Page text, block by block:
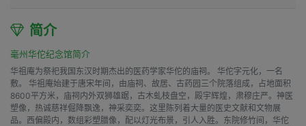
简介
毫州华佗纪念馆简介
华祖庵为祭祀我国东汉时期杰出的医药学家华佗的庙祠。 华佗字元化，一名
敷。 华祖庵始建于唐宋年间，由庙祠、故居、古药园三个院落组成，占地面积
8600平方米，庙祠内外双狮雄踞，古木虬枝盘空，殿宇辉煌，肃穆庄严。神医
塑像，热诚慈祥倔降飘逸，神采奕奕。这里陈列着大量的医史文献和文物展
品。西偏殿内，数组彩塑腊像，配以灯光布景，引人入胜。东院修竹间，华佗